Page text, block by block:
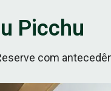
Picchu
com